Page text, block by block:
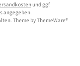
und ggf.
angegeben.
Theme byThemeWare®